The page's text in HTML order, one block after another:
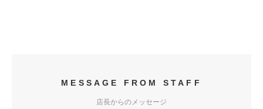
MESSAGE FROM STAFF
店長からのメッセージ